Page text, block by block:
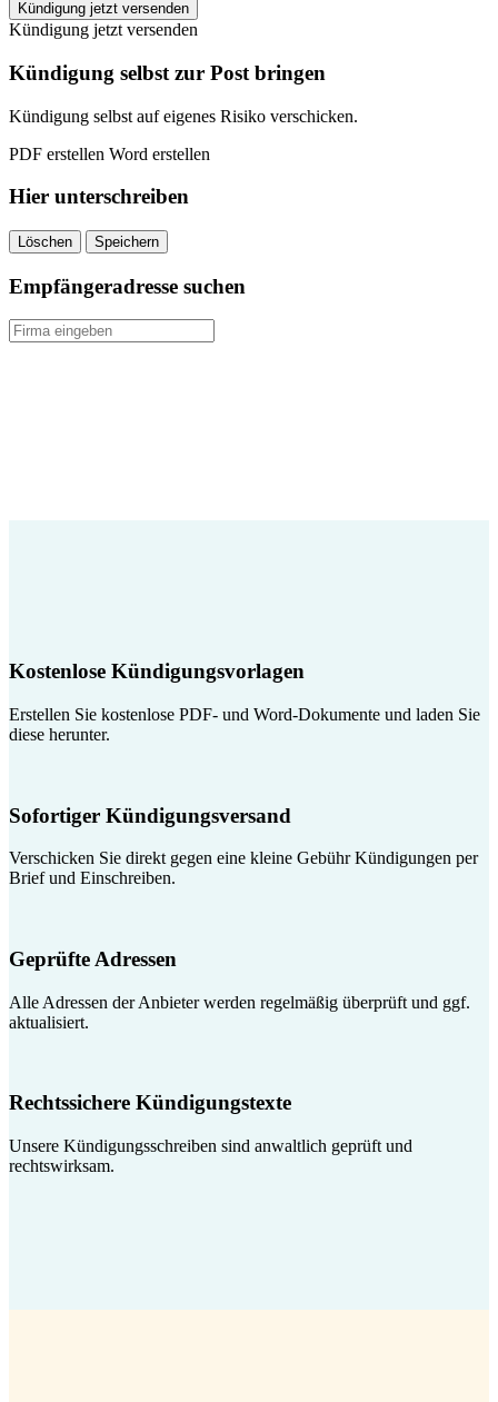
Generali
KFZ-
Versicherung
kündigen
quantity
Kündigung jetzt versenden
Kündigung jetzt versenden
Kündigung selbst zur Post bringen
Kündigung selbst auf eigenes Risiko verschicken.
PDF erstellen Word erstellen
Hier unterschreiben
Löschen Speichern
Empfängeradresse suchen
Kostenlose Kündigungsvorlagen
Erstellen Sie kostenlose PDF- und Word-Dokumente und laden Sie
diese herunter.
Sofortiger Kündigungsversand
Verschicken Sie direkt gegen eine kleine Gebühr Kündigungen per
Brief und Einschreiben.
Geprüfte Adressen
Alle Adressen der Anbieter werden regelmäßig überprüft und ggf.
aktualisiert.
Rechtssichere Kündigungstexte
Unsere Kündigungsschreiben sind anwaltlich geprüft und
rechtswirksam.